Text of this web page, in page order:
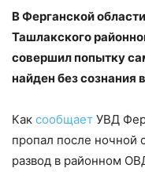
В Ферганской
Ташлакского
совершил попытку
найден без сознания
Как сообщает УВД
пропал после ночной
развод в районном